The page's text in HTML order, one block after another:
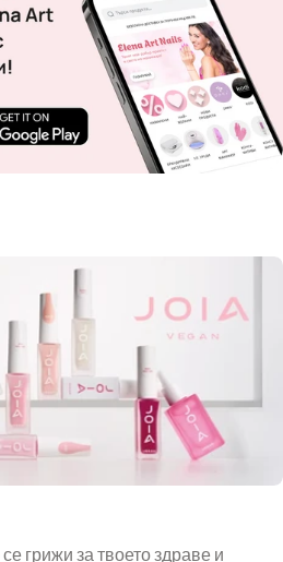
грижи за твоето здраве и